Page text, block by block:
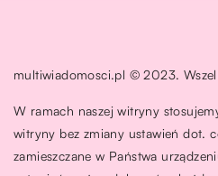
multiwiadomosci.pl © 2023.
W ramach naszej witryny
witryny bez zmiany ustawień dot.
zamieszczane w Państwa